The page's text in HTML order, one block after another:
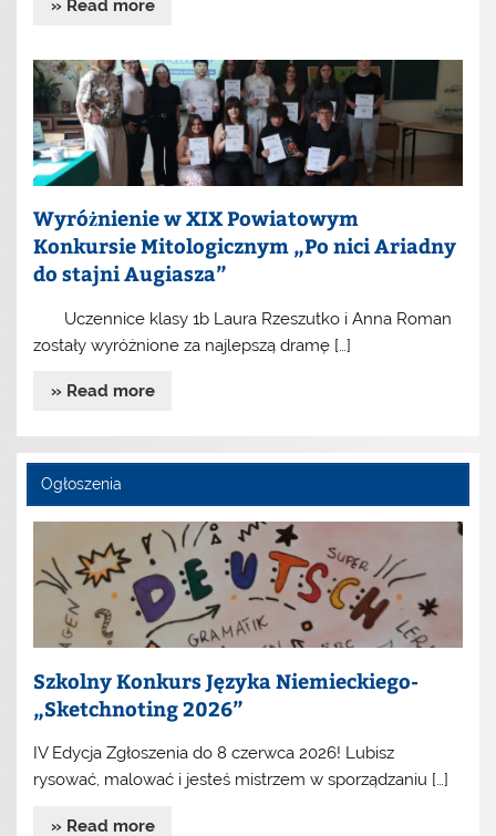
» Read more
Wyróżnienie w XIX Powiatowym
Konkursie Mitologicznym „Po nici Ariadny
do stajni Augiasza”
Uczennice klasy 1b Laura Rzeszutko i Anna Roman
zostały wyróżnione za najlepszą dramę […]
» Read more
Ogłoszenia
Szkolny Konkurs Języka Niemieckiego-
„Sketchnoting 2026”
IV Edycja Zgłoszenia do 8 czerwca 2026! Lubisz
rysować, malować i jesteś mistrzem w sporządzaniu […]
» Read more